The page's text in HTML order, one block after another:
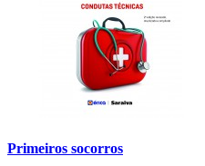
Primeiros socorros